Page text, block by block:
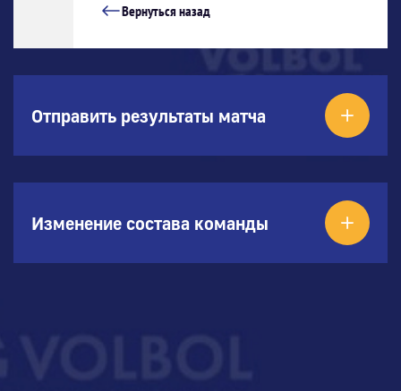
Вернуться назад
Отправить результаты матча
Изменение состава команды